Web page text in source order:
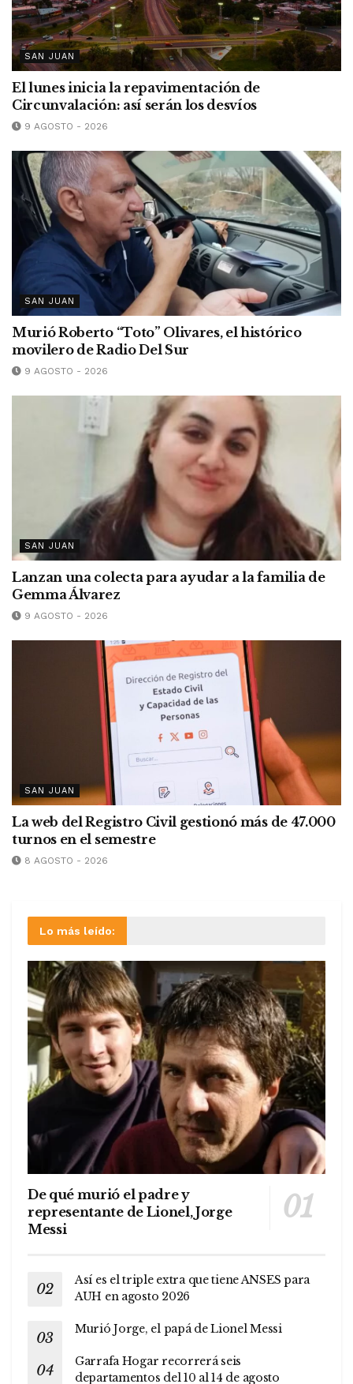
SAN JUAN
El lunes inicia la repavimentación de
Circunvalación: así serán los desvíos
9 AGOSTO - 2026
SAN JUAN
Murió Roberto “Toto” Olivares, el histórico
movilero de Radio Del Sur
9 AGOSTO - 2026
SAN JUAN
Lanzan una colecta para ayudar a la familia de
Gemma Álvarez
9 AGOSTO - 2026
SAN JUAN
La web del Registro Civil gestionó más de 47.000
turnos en el semestre
8 AGOSTO - 2026
Lo más leído:
De qué murió el padre y
representante de Lionel, Jorge
Messi
Así es el triple extra que tiene ANSES para
AUH en agosto 2026
Murió Jorge, el papá de Lionel Messi
Garrafa Hogar recorrerá seis
departamentos del 10 al 14 de agosto